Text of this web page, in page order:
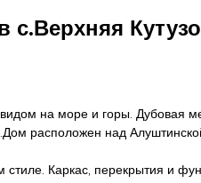
на море и горы. Дубовая
расположен над
Каркас, перекрытия и